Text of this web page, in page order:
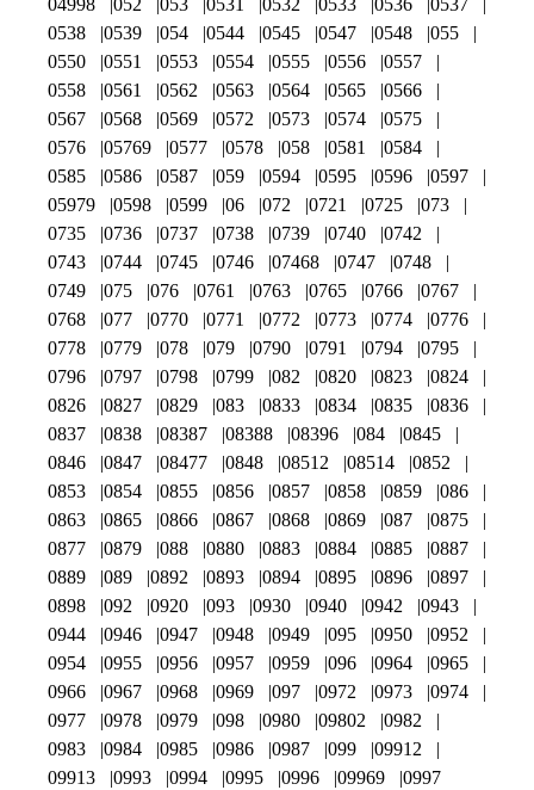
04998 052 053 0531 0532 0533 0536
0537
0538
0539 054 0544 0545 0547 0548
055
0550
0551 0553 0554 0555 0556
0557
0558
0561 0562 0563 0564 0565
0566
0567
0568 0569 0572 0573 0574
0575
0576
05769 0577 0578 058 0581
0584
0585
0586 0587 059 0594 0595 0596
0597
05979
0598 0599 06 072 0721 0725
073
0735
0736 0737 0738 0739 0740
0742
0743
0744 0745 0746 07468 0747
0748
0749
075 076 0761 0763 0765 0766
0767
0768
077 0770 0771 0772 0773 0774
0776
0778
0779 078 079 0790 0791 0794
0795
0796
0797 0798 0799 082 0820 0823
0824
0826
0827 0829 083 0833 0834 0835
0836
0837
0838 08387 08388 08396 084
0845
0846
0847 08477 0848 08512 08514
0852
0853
0854 0855 0856 0857 0858 0859
086
0863
0865 0866 0867 0868 0869 087
0875
0877
0879 088 0880 0883 0884 0885
0887
0889
089 0892 0893 0894 0895 0896
0897
0898
092 0920 093 0930 0940 0942
0943
0944
0946 0947 0948 0949 095 0950
0952
0954
0955 0956 0957 0959 096 0964
0965
0966
0967 0968 0969 097 0972 0973
0974
0977
0978 0979 098 0980 09802
0982
0983
0984 0985 0986 0987 099
09912
09913
0993 0994 0995 0996 09969 0997